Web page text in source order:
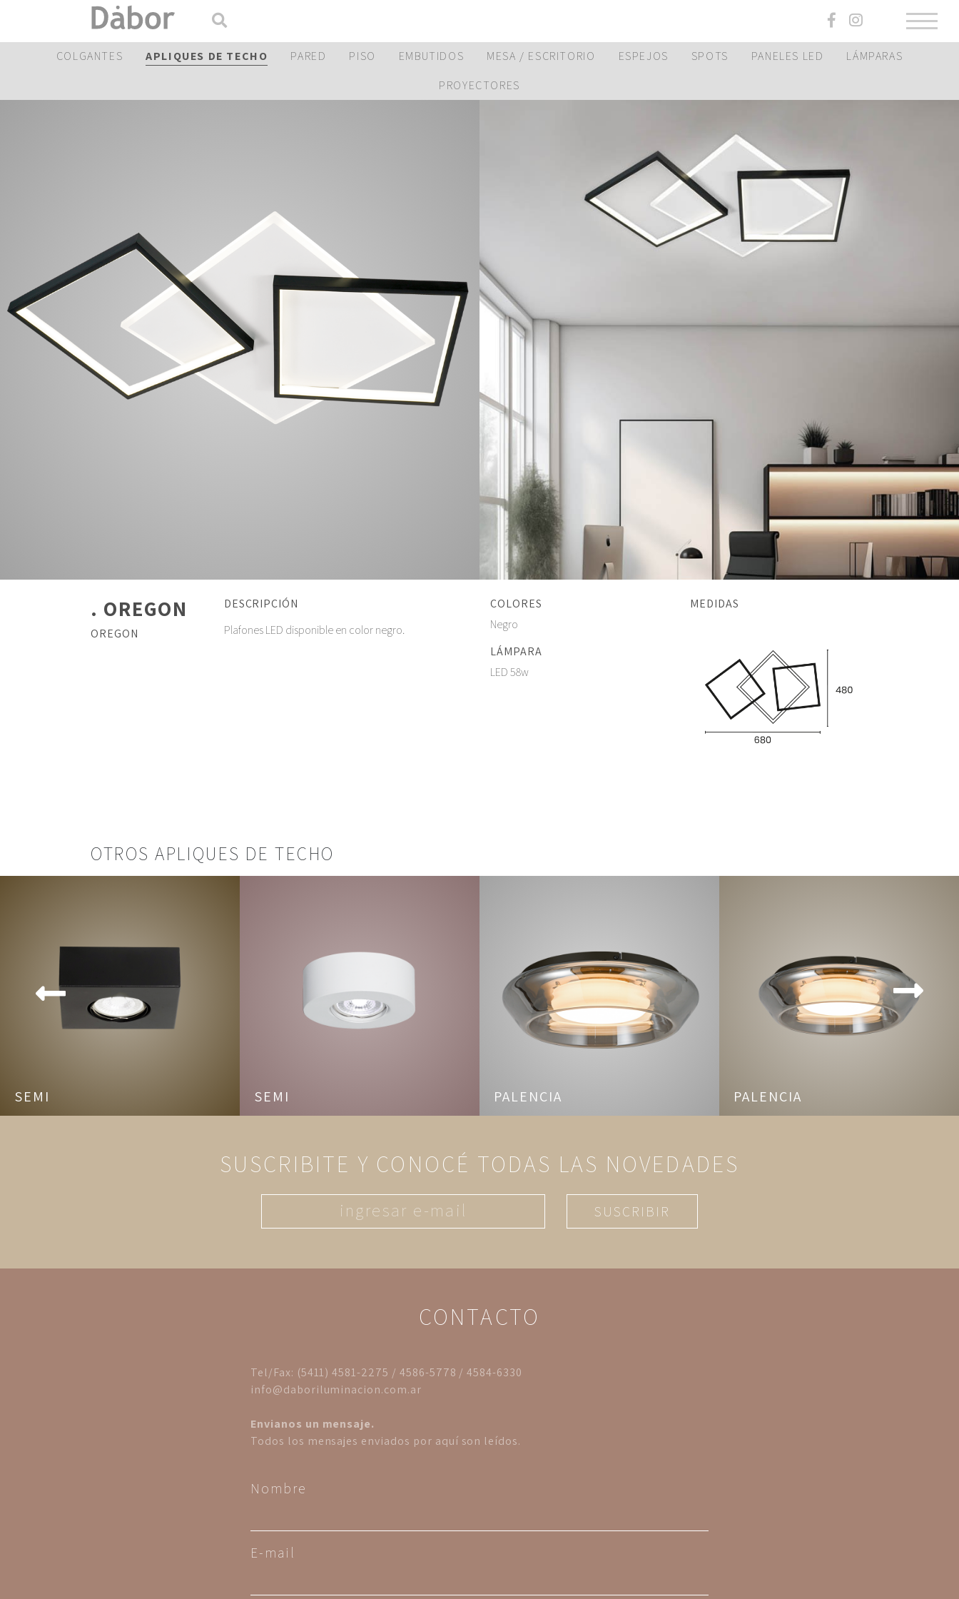
COLGANTES APLIQUES DE TECHO PARED PISO EMBUTIDOS MESA / ESCRITORIO ESPEJOS SPOTS PANELES LED
LÁMPARAS
PROYECTORES
. OREGON
OREGON
DESCRIPCIÓN
Plafones LED disponible en color negro.
COLORES
Negro
LÁMPARA
LED 58w
MEDIDAS
OTROS APLIQUES DE TECHO
SEMI SEMI PALENCIA PALENCIA
SUSCRIBITE Y CONOCÉ TODAS LAS NOVEDADES
SUSCRIBIR
CONTACTO
Tel/Fax: (5411) 4581-2275 / 4586-5778 / 4584-6330
info@daboriluminacion.com.ar
Envianos un mensaje.
Todos los mensajes enviados por aquí son leídos.
Nombre
E-mail